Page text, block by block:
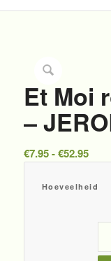
Et Moi
–
€7.95 - €52.95
tot
Hoeveelheid